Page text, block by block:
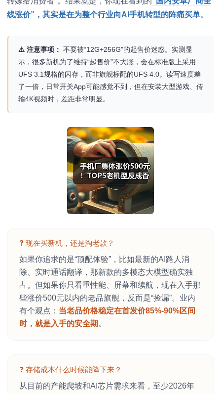
线涨价”，其实是在为整个行业向AI手机转型的阵痛买单。
⚠️ 注意事项： 不要被“12G+256G”的起售价迷惑。实测显
示，很多新机为了维持“起售价”不大涨，会在标准版上采用
UFS 3.1规格的闪存，而非旗舰标配的UFS 4.0。读写速度差
了一倍，日常开关App可能感觉不到，但在安装大型游戏、传
输4K视频时，差距非常明显。
❓ 现在买新机，还是淘老款？
如果你追求的是“顶配体验”，比如最新的AI路人消
除、实时通话翻译，那新款的多模态大模型确实独
占。但如果你只看重性能、屏幕和续航，现在入手那
些涨价500元以内的老品旗舰，反而是“捡漏”。业内
有个观点： 当老品价格稳定在首发价85%-90%区间
时，就是入手的安全期 。
❓ 存储成本什么时候能降下来？
从目前的产能爬坡和AI芯片需求来看，至少2026年